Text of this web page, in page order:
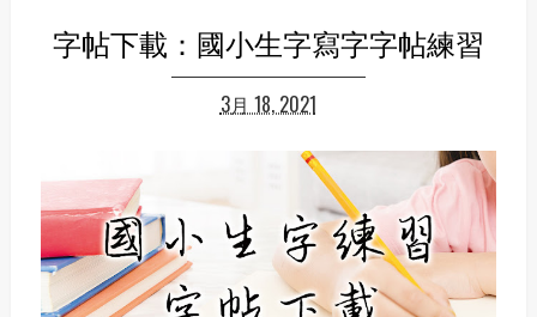
字帖下載：國小生字寫字字帖練習
3月 18, 2021